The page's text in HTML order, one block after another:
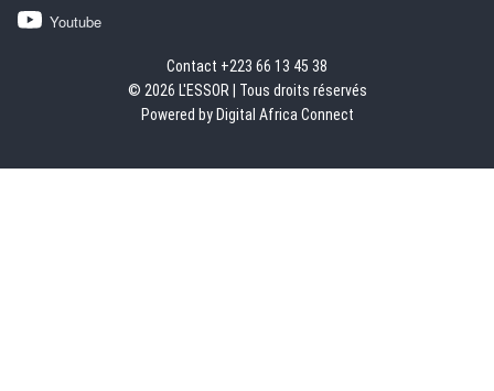
Youtube
Contact +223 66 13 45 38
© 2026 L'ESSOR | Tous droits réservés
Powered by Digital Africa Connect